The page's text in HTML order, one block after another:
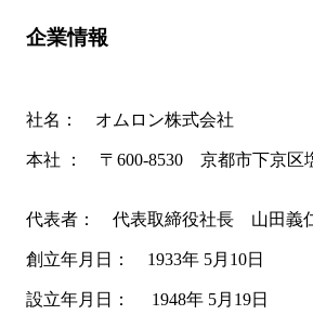
企業情報
社名： オムロン株式会社
本社 ： 〒600-8530 京都市下京区
代表者： 代表取締役社長 山田義
創立年月日： 1933年 5月10日
設立年月日： 1948年 5月19日